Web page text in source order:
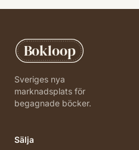
Bokloop
Sveriges nya
marknadsplats för
begagnade böcker.
Sälja